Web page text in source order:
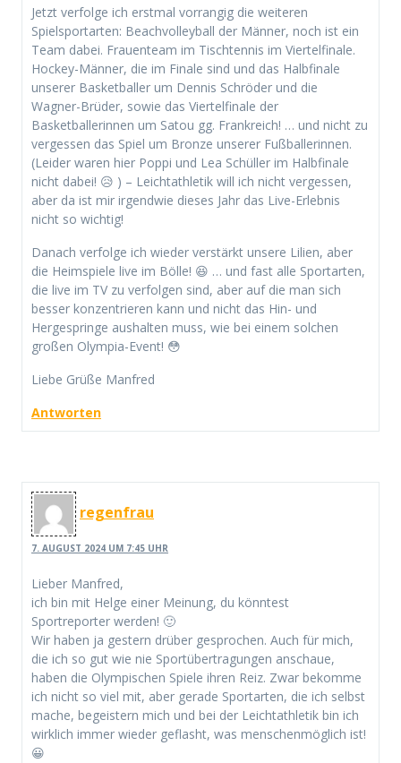
Jetzt verfolge ich erstmal vorrangig die weiteren
Spielsportarten: Beachvolleyball der Männer, noch ist ein
Team dabei. Frauenteam im Tischtennis im Viertelfinale.
Hockey-Männer, die im Finale sind und das Halbfinale
unserer Basketballer um Dennis Schröder und die
Wagner-Brüder, sowie das Viertelfinale der
Basketballerinnen um Satou gg. Frankreich! … und nicht zu
vergessen das Spiel um Bronze unserer Fußballerinnen.
(Leider waren hier Poppi und Lea Schüller im Halbfinale
nicht dabei! 😥 ) – Leichtathletik will ich nicht vergessen,
aber da ist mir irgendwie dieses Jahr das Live-Erlebnis
nicht so wichtig!
Danach verfolge ich wieder verstärkt unsere Lilien, aber
die Heimspiele live im Bölle! 😆 … und fast alle Sportarten,
die live im TV zu verfolgen sind, aber auf die man sich
besser konzentrieren kann und nicht das Hin- und
Hergespringe aushalten muss, wie bei einem solchen
großen Olympia-Event! 😳
Liebe Grüße Manfred
Antworten
regenfrau
7. AUGUST 2024 UM 7:45 UHR
Lieber Manfred,
ich bin mit Helge einer Meinung, du könntest
Sportreporter werden! 🙂
Wir haben ja gestern drüber gesprochen. Auch für mich,
die ich so gut wie nie Sportübertragungen anschaue,
haben die Olympischen Spiele ihren Reiz. Zwar bekomme
ich nicht so viel mit, aber gerade Sportarten, die ich selbst
mache, begeistern mich und bei der Leichtathletik bin ich
wirklich immer wieder geflasht, was menschenmöglich ist!
😀